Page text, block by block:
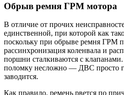
Обрыв ремня ГРМ мотора
В отличие от прочих
единственной, при которой как
поскольку при обрыве ремня ГРМ
рассинхронизация коленвала и
поршни сталкиваются с
поломку несложно — ДВС просто
заводится.
Как правило, ремень рвется по